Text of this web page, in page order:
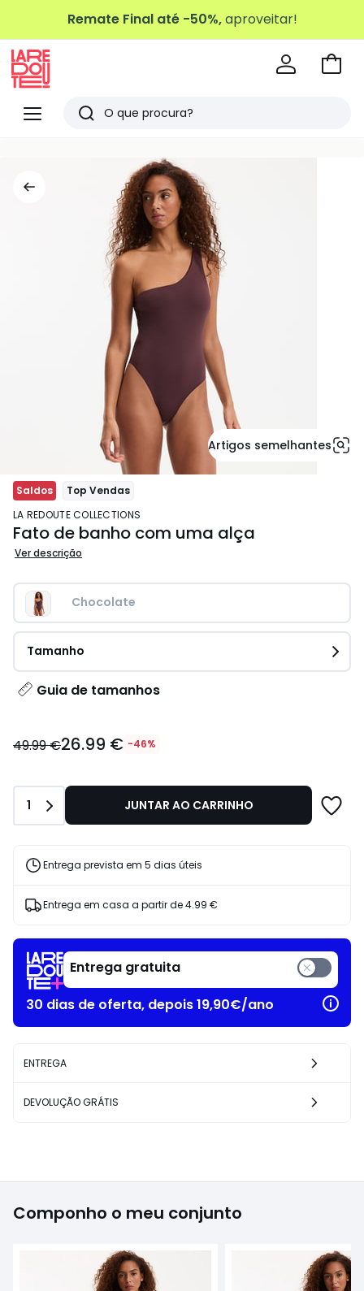
Remate Final até -50%,aproveitar!
Menu
Redoute
Pesquisar
Ir
Artigos semelhantes
Saldos
Top Vendas
LA REDOUTE COLLECTIONS
Fato de banho com uma alça
Ver descrição
Chocolate
Tamanho
Guia de tamanhos
€
49.99
€
de
desconto
49.99 €26.99 € -46%
Quantidade
1 JUNTAR AO CARRINHO
Entrega prevista em 5 dias úteis
Entrega em casa a partir de4.99 €
Entrega gratuita
30 dias de oferta, depois 19,90€/ano
ENTREGA
DEVOLUÇÃO GRÁTIS
Componho o meu conjunto